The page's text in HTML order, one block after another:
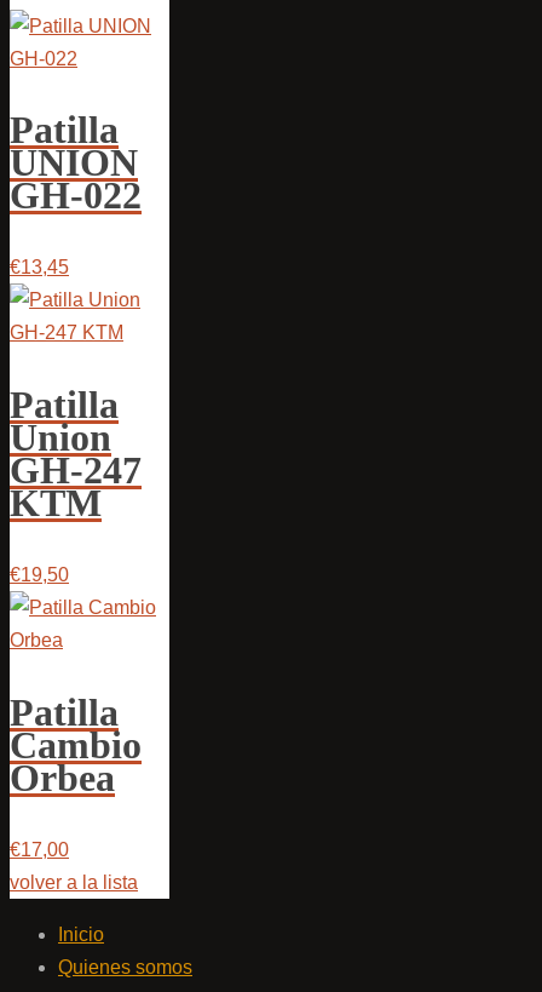
Patilla
UNION
GH-022
€13,45
Patilla
Union
GH-247
KTM
€19,50
Patilla
Cambio
Orbea
€17,00
volver a la lista
Inicio
Quienes somos